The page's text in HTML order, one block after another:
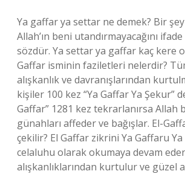
Ya gaffar ya settar ne demek? Bir şey
Allah’ın beni utandırmayacağını
sözdür. Ya settar ya gaffar kaç kere
Gaffar isminin faziletleri nelerdir?
alışkanlık ve davranışlarından
kişiler 100 kez “Ya Gaffar Ya Şekur”
Gaffar” 1281 kez tekrarlanırsa Allah
günahları affeder ve bağışlar. El-
çekilir? El Gaffar zikrini Ya Gaffaru
celaluhu olarak okumaya devam
alışkanlıklarından kurtulur ve güzel